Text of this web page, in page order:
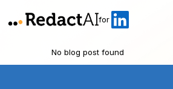
for
No blog post found